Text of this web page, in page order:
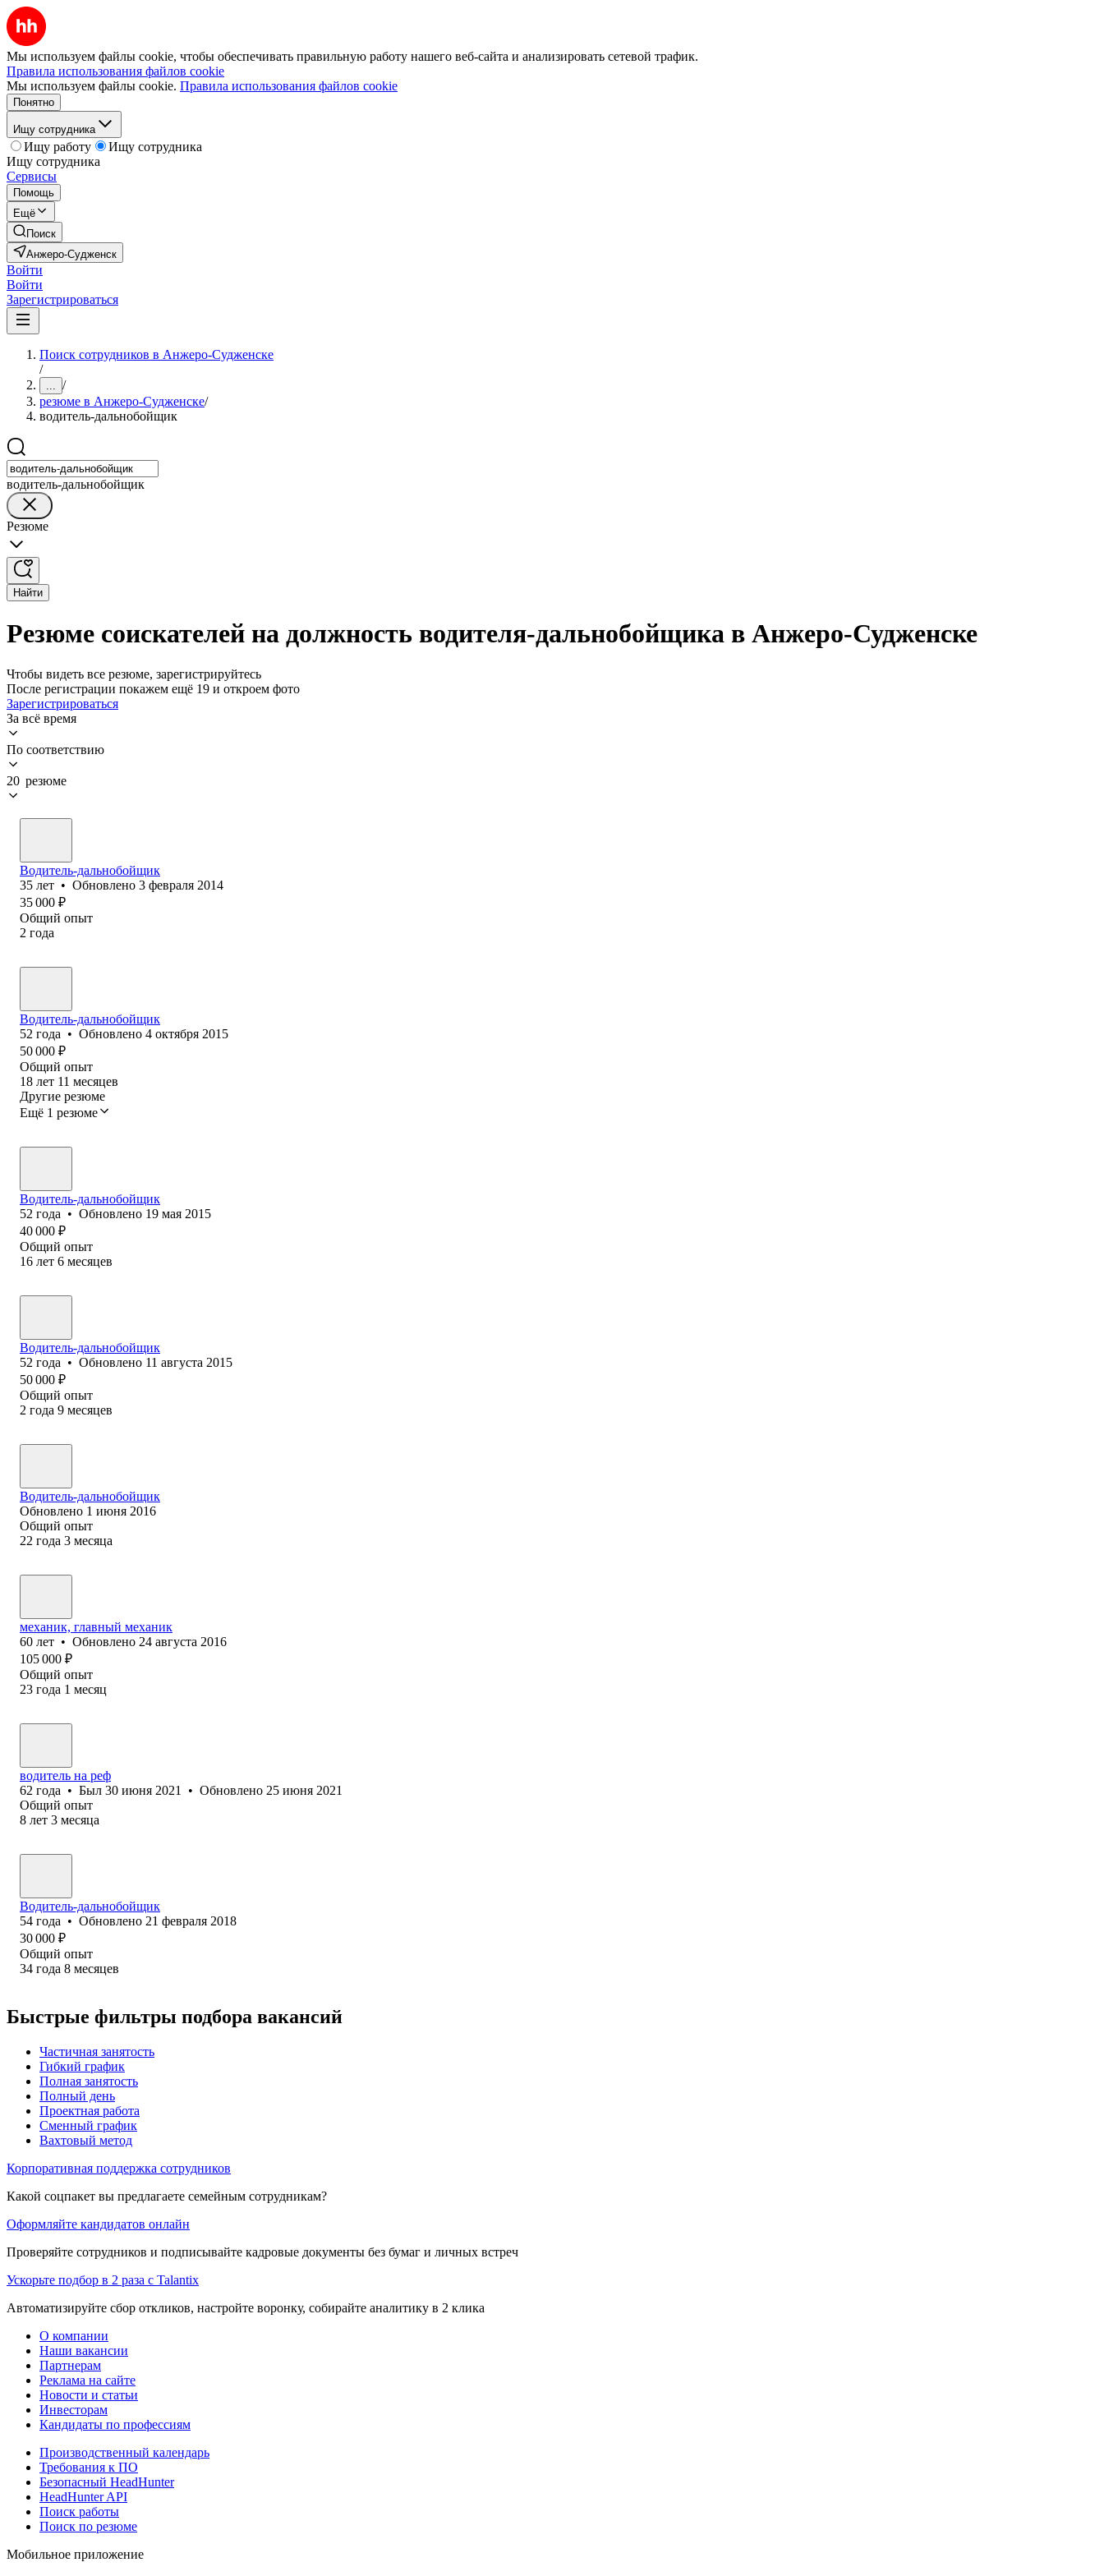
Мы используем файлы cookie, чтобы обеспечивать правильную работу нашего веб-сайта и анализировать сетевой трафик.
Правила использования файлов cookie
Мы используем файлы cookie. Правила использования файлов cookie
Понятно
Ищу сотрудника
Ищу работу
Ищу сотрудника
Ищу сотрудника
Сервисы
Помощь
Ещё
Поиск
Анжеро-Судженск
Войти
Войти
Зарегистрироваться
Поиск сотрудников в Анжеро-Судженске
/
... /
резюме в Анжеро-Судженске/
водитель-дальнобойщик
водитель-дальнобойщик
Резюме
Найти
Резюме соискателей на должность водителя-дальнобойщика в Анжеро-Судженске
Чтобы видеть все резюме, зарегистрируйтесь
После регистрации покажем ещё 19 и откроем фото
Зарегистрироваться
За всё время
По соответствию
20 резюме
Водитель-дальнобойщик
35 лет • Обновлено 3 февраля 2014
35 000 ₽
Общий опыт
2 года
Водитель-дальнобойщик
52 года • Обновлено 4 октября 2015
50 000 ₽
Общий опыт
18 лет 11 месяцев
Другие резюме
Ещё 1 резюме
Водитель-дальнобойщик
52 года • Обновлено 19 мая 2015
40 000 ₽
Общий опыт
16 лет 6 месяцев
Водитель-дальнобойщик
52 года • Обновлено 11 августа 2015
50 000 ₽
Общий опыт
2 года 9 месяцев
Водитель-дальнобойщик
Обновлено 1 июня 2016
Общий опыт
22 года 3 месяца
механик, главный механик
60 лет • Обновлено 24 августа 2016
105 000 ₽
Общий опыт
23 года 1 месяц
водитель на реф
62 года • Был 30 июня 2021 • Обновлено 25 июня 2021
Общий опыт
8 лет 3 месяца
Водитель-дальнобойщик
54 года • Обновлено 21 февраля 2018
30 000 ₽
Общий опыт
34 года 8 месяцев
Быстрые фильтры подбора вакансий
Частичная занятость
Гибкий график
Полная занятость
Полный день
Проектная работа
Сменный график
Вахтовый метод
Корпоративная поддержка сотрудников
Какой соцпакет вы предлагаете семейным сотрудникам?
Оформляйте кандидатов онлайн
Проверяйте сотрудников и подписывайте кадровые документы без бумаг и личных встреч
Ускорьте подбор в 2 раза с Talantix
Автоматизируйте сбор откликов, настройте воронку, собирайте аналитику в 2 клика
О компании
Наши вакансии
Партнерам
Реклама на сайте
Новости и статьи
Инвесторам
Кандидаты по профессиям
Производственный календарь
Требования к ПО
Безопасный HeadHunter
HeadHunter API
Поиск работы
Поиск по резюме
Мобильное приложение